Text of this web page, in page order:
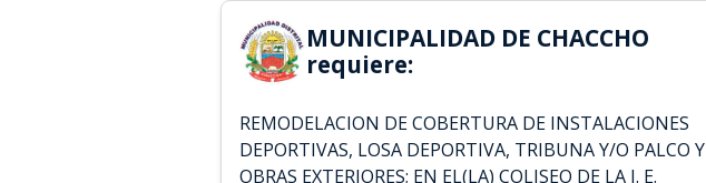
MUNICIPALIDAD DE CHACCHO
requiere:
REMODELACION DE COBERTURA DE INSTALACIONES
DEPORTIVAS, LOSA DEPORTIVA, TRIBUNA Y/O PALCO Y
OBRAS EXTERIORES; EN EL(LA) COLISEO DE LA I. E.